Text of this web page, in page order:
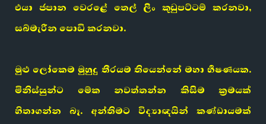
එයා ජපාන වෙරළේ තෙල් ලිං කුඩුපට්ටම් කරනවා,
සබ්මැරීන පොඩි කරනවා.
මුළු ලෝකෙම මුහුදු තීරයම තියෙන්නේ මහා භීෂණයක.
මිනිස්සුන්ට මේක නවත්තන්න කිසිම ක්‍රමයක්
හිතාගන්න බෑ. අන්තිමට විද්‍යාඥයින් කණ්ඩායමක්